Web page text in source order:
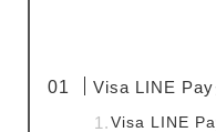
Visa LINE Pay
Visa LINE